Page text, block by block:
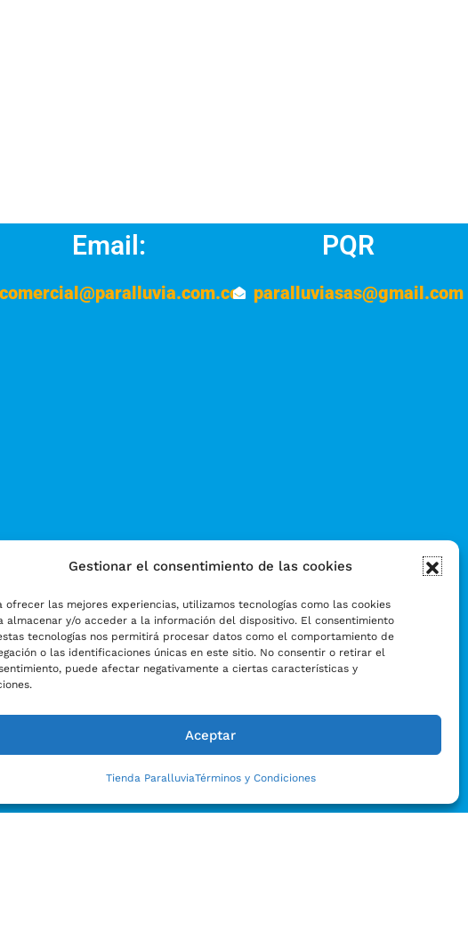
Gestionar el consentimiento de las cookies
ofrecer las mejores experiencias, utilizamos tecnologías como las cookies
almacenar y/o acceder a la información del dispositivo. El consentimiento
tecnologías nos permitirá procesar datos como el comportamiento de
o las identificaciones únicas en este sitio. No consentir o retirar el
puede afectar negativamente a ciertas características y
Aceptar
Tienda ParalluviaTérminos y Condiciones
Email:
comercial@paralluvia.com.co
PQR
paralluviasas@gmail.com